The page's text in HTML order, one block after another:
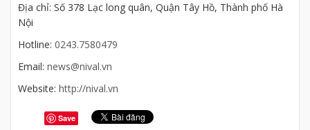
Địa chỉ: Số 378 Lạc long quân, Quận Tây Hồ, Thành phố Hà
Nội
Hotline: 0243.7580479
Email: news@nival.vn
Website: http://nival.vn
Save